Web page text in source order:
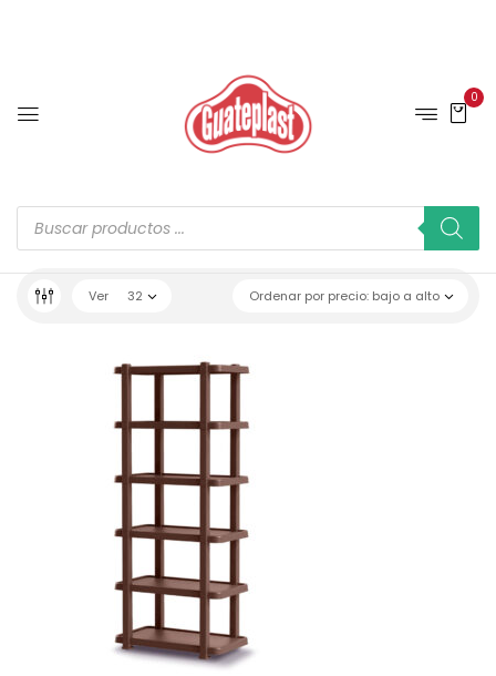
0
Ordenar por precio: bajo a alto
Ver 32